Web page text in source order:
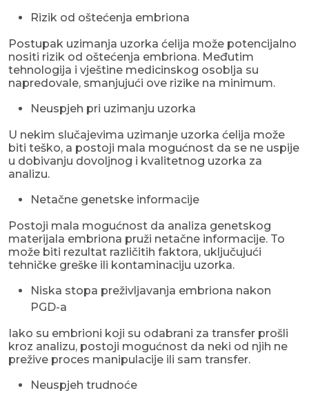
Rizik od oštećenja embriona
Postupak uzimanja uzorka ćelija može potencijalno
nositi rizik od oštećenja embriona. Međutim
tehnologija i vještine medicinskog osoblja su
napredovale, smanjujući ove rizike na minimum.
Neuspjeh pri uzimanju uzorka
U nekim slučajevima uzimanje uzorka ćelija može
biti teško, a postoji mala mogućnost da se ne uspije
u dobivanju dovoljnog i kvalitetnog uzorka za
analizu.
Netačne genetske informacije
Postoji mala mogućnost da analiza genetskog
materijala embriona pruži netačne informacije. To
može biti rezultat različitih faktora, uključujući
tehničke greške ili kontaminaciju uzorka.
Niska stopa preživljavanja embriona nakon
PGD-a
Iako su embrioni koji su odabrani za transfer prošli
kroz analizu, postoji mogućnost da neki od njih ne
prežive proces manipulacije ili sam transfer.
Neuspjeh trudnoće